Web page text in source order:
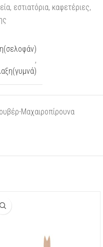
εστιατόρια, καφετέριες,
,
Μαχαιροπίρουνα